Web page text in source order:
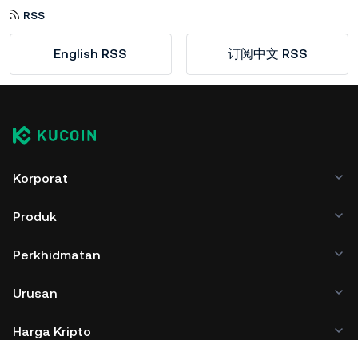
RSS
English RSS 订阅中文 RSS
Korporat
Produk
Perkhidmatan
Urusan
Harga Kripto